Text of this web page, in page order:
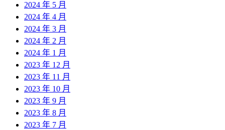
2024 年 5 月
2024 年 4 月
2024 年 3 月
2024 年 2 月
2024 年 1 月
2023 年 12 月
2023 年 11 月
2023 年 10 月
2023 年 9 月
2023 年 8 月
2023 年 7 月